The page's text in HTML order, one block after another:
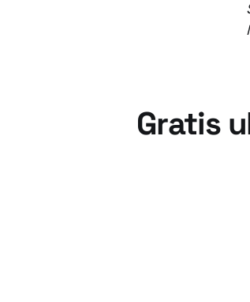
Gratis